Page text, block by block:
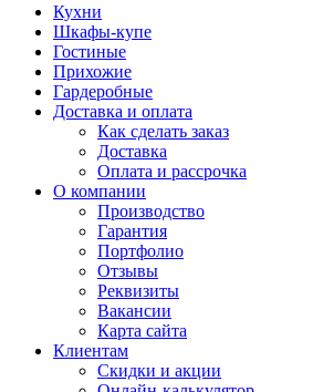
Кухни
Шкафы-купе
Гостиные
Прихожие
Гардеробные
Доставка и оплата
Как сделать заказ
Доставка
Оплата и рассрочка
О компании
Производство
Гарантия
Портфолио
Отзывы
Реквизиты
Вакансии
Карта сайта
Клиентам
Скидки и акции